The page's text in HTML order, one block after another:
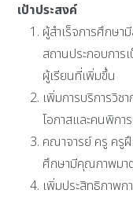
เป้าประสงค์
ผู้สำเร็จการศึกษ
สถานประกอบกา
ผู้เรียนที่เพิ่มขึ้น
เพิ่มการบริการวิช
โอกาสและคนพิกา
คณาจารย์ ครู ครู
ศึกษามีคุณภาพมา
เพิ่มประสิทธิภาพก